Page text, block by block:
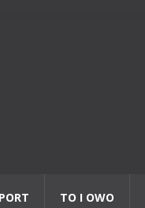
TO I OWO